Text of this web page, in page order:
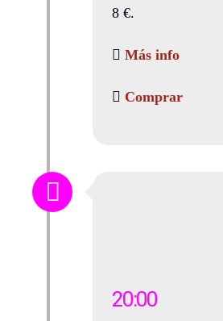
8 €.
Más info
Comprar
20:00